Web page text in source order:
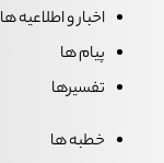
اخبار و اطلاعیه ها
پیام ها
تفسیرها
خطبه ها